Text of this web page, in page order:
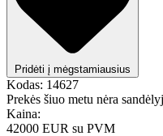
Pridėti į mėgstamiausius
Kodas: 14627
Prekės šiuo metu nėra
Kaina:
42000 EUR su PVM